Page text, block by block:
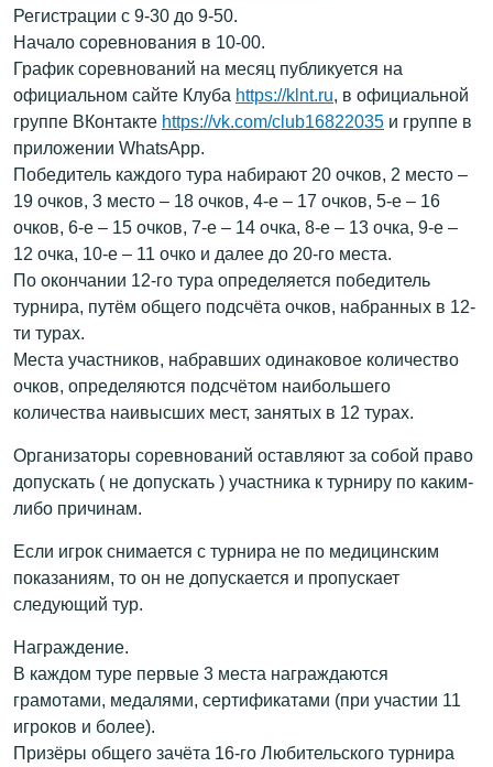
Регистрации с 9-30 до 9-50.
Начало соревнования в 10-00.
График соревнований на месяц публикуется на
официальном сайте Клуба https://klnt.ru, в официальной
группе ВКонтакте https://vk.com/club16822035 и группе в
приложении WhatsApp.
Победитель каждого тура набирают 20 очков, 2 место –
19 очков, 3 место – 18 очков, 4-е – 17 очков, 5-е – 16
очков, 6-е – 15 очков, 7-е – 14 очка, 8-е – 13 очка, 9-е –
12 очка, 10-е – 11 очко и далее до 20-го места.
По окончании 12-го тура определяется победитель
турнира, путём общего подсчёта очков, набранных в 12-
ти турах.
Места участников, набравших одинаковое количество
очков, определяются подсчётом наибольшего
количества наивысших мест, занятых в 12 турах.
Организаторы соревнований оставляют за собой право
допускать ( не допускать ) участника к турниру по каким-
либо причинам.
Если игрок снимается с турнира не по медицинским
показаниям, то он не допускается и пропускает
следующий тур.
Награждение.
В каждом туре первые 3 места награждаются
грамотами, медалями, сертификатами (при участии 11
игроков и более).
Призёры общего зачёта 16-го Любительского турнира